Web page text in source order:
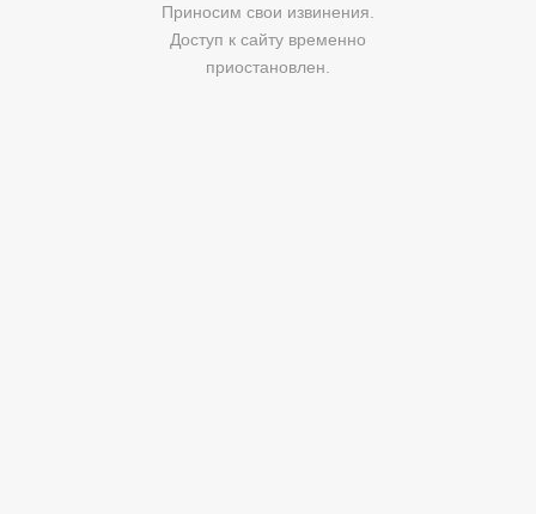
Приносим свои извинения.
Доступ к сайту временно
приостановлен.